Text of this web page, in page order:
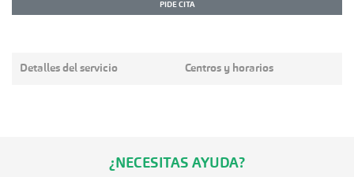
PIDE CITA
Detalles del servicio Centros y horarios
¿NECESITAS AYUDA?